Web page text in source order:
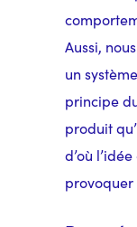
Aussi,
un
principe
produit
d’où